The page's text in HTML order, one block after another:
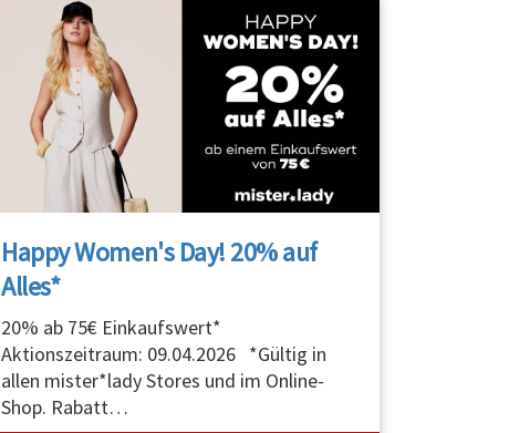
Happy Women's Day! 20% auf
Alles*
20% ab 75€ Einkaufswert*
Aktionszeitraum: 09.04.2026 *Gültig in
allen mister*lady Stores und im Online-
Shop. Rabatt…